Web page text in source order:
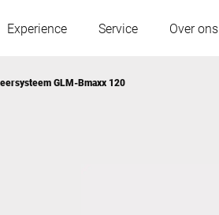
Experience Service Over ons
GLM-Bmaxx 120